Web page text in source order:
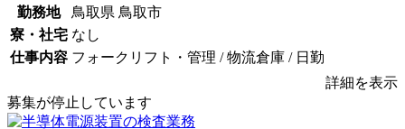
勤務地
鳥取県 鳥取市
寮・社宅 なし
仕事内容 フォークリフト・管理 / 物流倉庫 / 日勤
詳細を表示
募集が停止しています